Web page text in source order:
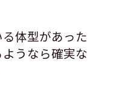
体型があった
うなら確実な